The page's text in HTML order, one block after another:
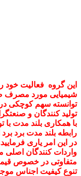
این گروه فعالیت خود
شیمیایی مورد مصرف
توانسته سهم کوچکی در
تولید کنندگان و
با همکاری بلند مدت با
رابطه بلند مدت برد برد
در این امر یاری
واردات کنندگان اصلی
متفاوتی در خصوص
تنوع کیفیت اجناس